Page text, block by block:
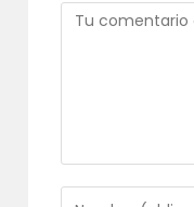
Comentario